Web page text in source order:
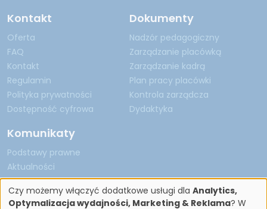
Kontakt
Oferta
FAQ
Kontakt
Regulamin
Polityka prywatności
Dostępność cyfrowa
Dokumenty
Nadzór pedagogiczny
Zarządzanie placówką
Zarządzanie kadrą
Plan pracy placówki
Kontrola zarządcza
Dydaktyka
Komunikaty
Podstawy prawne
Aktualności
Czy możemy włączyć dodatkowe usługi dla Analytics,
Optymalizacja wydajności, Marketing & Reklama? W